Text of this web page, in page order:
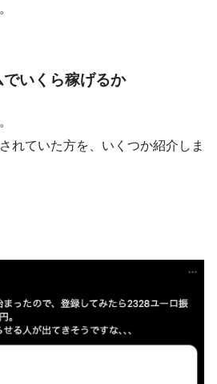
いくら稼げるか
れていた方を、いくつか紹介しま